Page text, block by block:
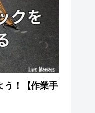
う！【作業手